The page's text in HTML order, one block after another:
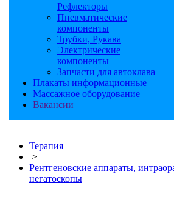
Рефлекторы
Пневматические
компоненты
Трубки, Рукава
Электрические
компоненты
Запчасти для автоклава
Плакаты информационные
Массажное оборудование
Вакансии
Терапия
>
Рентгеновские аппараты,
негатоскопы